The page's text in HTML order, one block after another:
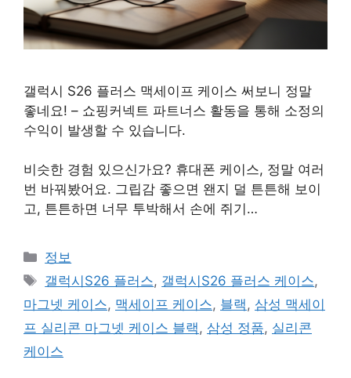
갤럭시 S26 플러스 맥세이프 케이스 써보니 정말
좋네요! – 쇼핑커넥트 파트너스 활동을 통해 소정의
수익이 발생할 수 있습니다.
비슷한 경험 있으신가요? 휴대폰 케이스, 정말 여러
번 바꿔봤어요. 그립감 좋으면 왠지 덜 튼튼해 보이
고, 튼튼하면 너무 투박해서 손에 쥐기…
카
테
리
정보
태
그
갤럭시S26 플러스, 갤럭시S26 플러스 케이스,
마그넷 케이스, 맥세이프 케이스, 블랙, 삼성 맥세이
프 실리콘 마그넷 케이스 블랙, 삼성 정품, 실리콘
케이스